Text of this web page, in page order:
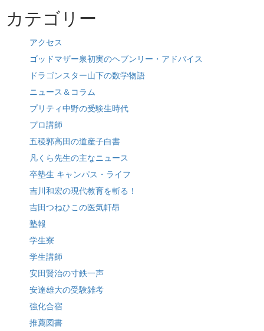
カテゴリー
アクセス
ゴッドマザー泉初実のヘブンリー・アドバイス
ドラゴンスター山下の数学物語
ニュース＆コラム
プリティ中野の受験生時代
プロ講師
五稜郭高田の道産子白書
凡くら先生の主なニュース
卒塾生 キャンパス・ライフ
吉川和宏の現代教育を斬る！
吉田つねひこの医気軒昂
塾報
学生寮
学生講師
安田賢治の寸鉄一声
安達雄大の受験雑考
強化合宿
推薦図書